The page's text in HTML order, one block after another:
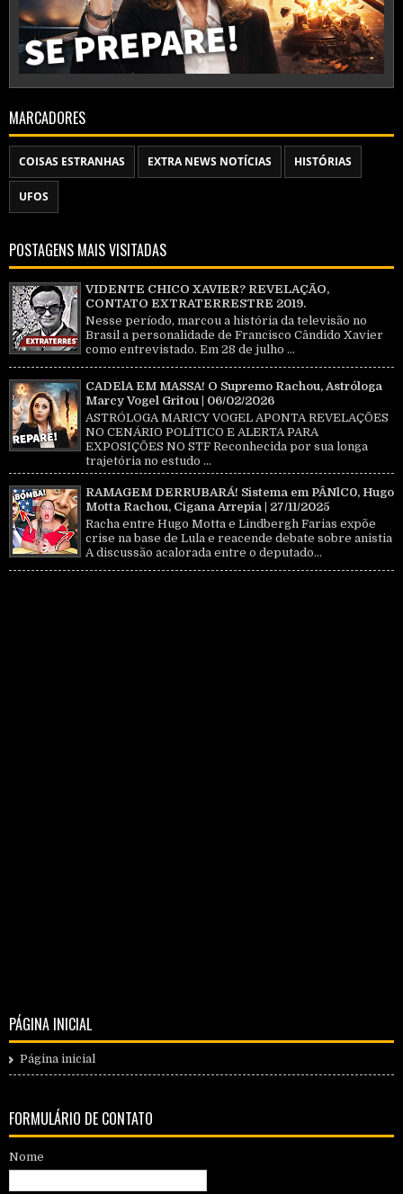
MARCADORES
COISAS ESTRANHAS EXTRA NEWS NOTÍCIAS HISTÓRIAS
UFOS
POSTAGENS MAIS VISITADAS
VIDENTE CHICO XAVIER? REVELAÇÃO,
CONTATO EXTRATERRESTRE 2019.
Nesse período, marcou a história da televisão no
Brasil a personalidade de Francisco Cândido Xavier
como entrevistado. Em 28 de julho ...
CADElA EM MASSA! O Supremo Rachou, Astróloga
Marcy Vogel Gritou | 06/02/2026
ASTRÓLOGA MARICY VOGEL APONTA REVELAÇÕES
NO CENÁRIO POLÍTICO E ALERTA PARA
EXPOSIÇÕES NO STF Reconhecida por sua longa
trajetória no estudo ...
RAMAGEM DERRUBARÁ! Sistema em PÂNlC0, Hugo
Motta Rachou, Cigana Arrepia | 27/11/2025
Racha entre Hugo Motta e Lindbergh Farias expõe
crise na base de Lula e reacende debate sobre anistia
A discussão acalorada entre o deputado...
PÁGINA INICIAL
Página inicial
FORMULÁRIO DE CONTATO
Nome